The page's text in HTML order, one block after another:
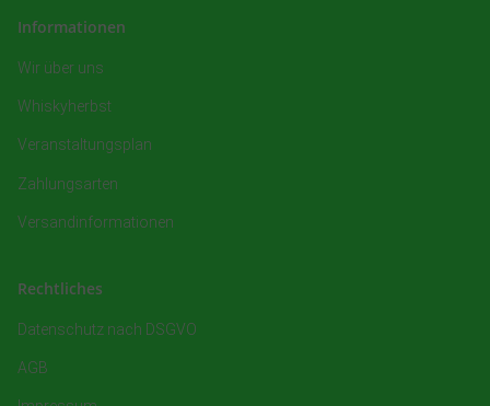
Informationen
Wir über uns
Whiskyherbst
Veranstaltungsplan
Zahlungsarten
Versandinformationen
Rechtliches
Datenschutz nach DSGVO
AGB